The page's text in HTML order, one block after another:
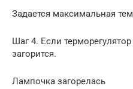
Задается максимальная
Шаг 4. Если
загорится.
Лампочка загорелась